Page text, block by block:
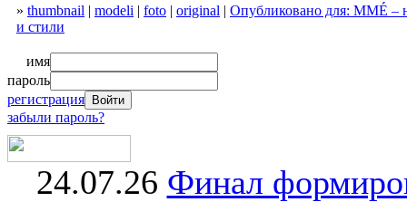
» thumbnail | modeli | foto | original | Опубликовано для: MMÉ –
и стили
имя
пароль
регистрация
забыли пароль?
24.07.26 Финал